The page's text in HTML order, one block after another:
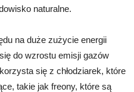
naturalne.
na duże zużycie energii
do wzrostu emisji gazów
się z chłodziarek, które
takie jak freony, które są